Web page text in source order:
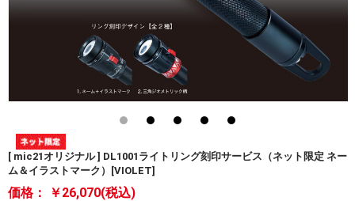
[ mic21オリジナル ] DL1001ライトリング刻印サービス（ネット限定 ネー
ム＆イラストマーク）[VIOLET]
価格： ￥26,070(税込)